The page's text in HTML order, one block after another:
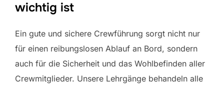
wichtig ist
Ein gute und sichere Crewführung sorgt nicht nur
für einen reibungslosen Ablauf an Bord, sondern
auch für die Sicherheit und das Wohlbefinden aller
Crewmitglieder. Unsere Lehrgänge behandeln alle